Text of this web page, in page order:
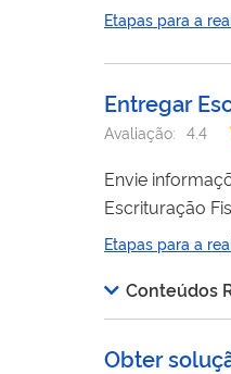
Física (CPF), por meio de uma ferramenta (API). Para realizar a consulta, é
Etapas para a
Entregar
Avaliação: 4.4
Envie
Escrituração
Público de
Etapas para a
Conteúdos
Obter